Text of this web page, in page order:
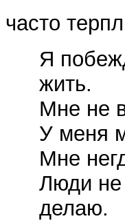
Я
жить.
Мне не
У меня
Мне
Люди не
делаю.